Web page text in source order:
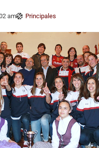
am Principales